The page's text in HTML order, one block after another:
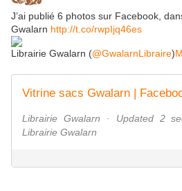
J’ai publié 6 photos sur Facebook,
Gwalarn http://t.co/rwpIjq46es
Librairie Gwalarn (@GwalarnLibraire)
Vitrine sacs Gwalarn |
Librairie Gwalarn · Updated 2
Librairie Gwalarn